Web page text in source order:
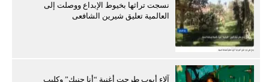
نسجت تراثها بخيوط الإبداع ووصلت إلى
العالمية تعليق شيرين الشافعى
آلاء أيوب طرحت أغنية “أنا جنبك” وكليب